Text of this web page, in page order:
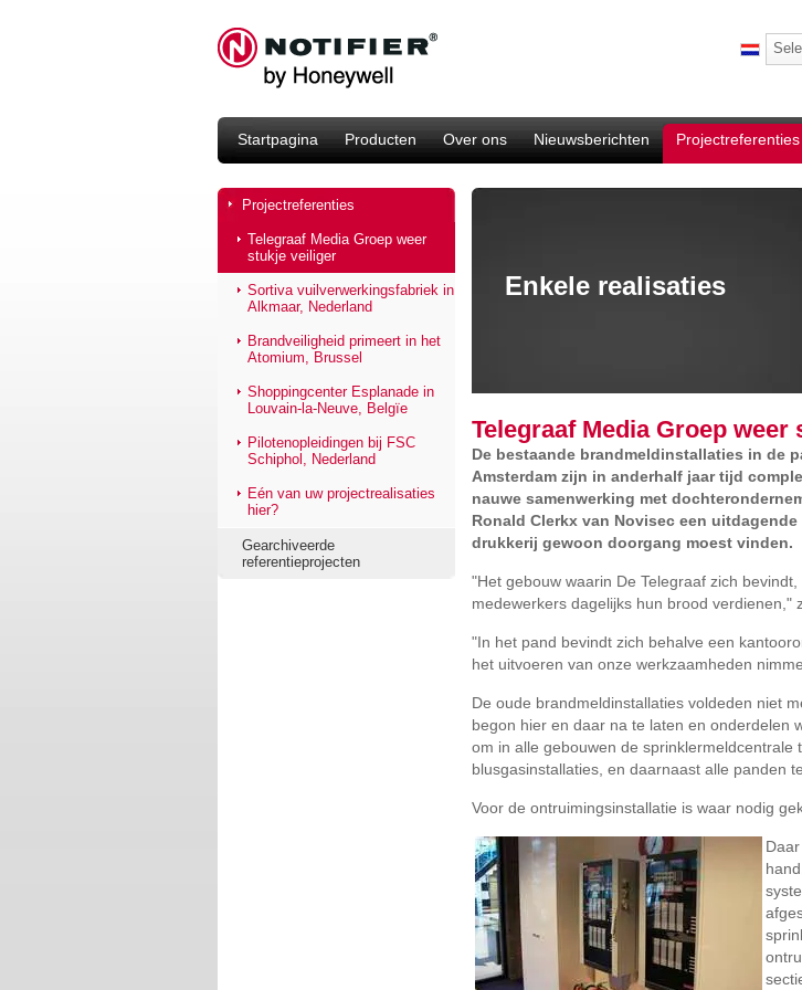
Startpagina Producten Over ons Nieuwsberichten Projectreferenties
Projectreferenties
Telegraaf Media Groep weer
stukje veiliger
Sortiva vuilverwerkingsfabriek in
Alkmaar, Nederland
Brandveiligheid primeert in het
Atomium, Brussel
Shoppingcenter Esplanade in
Louvain-la-Neuve, Belgïe
Pilotenopleidingen bij FSC
Schiphol, Nederland
Eén van uw projectrealisaties
hier?
Gearchiveerde
referentieprojecten
Enkele realisaties
Telegraaf Media Groep
De bestaande brandmeldinstallaties in de
Amsterdam zijn in anderhalf jaar tijd
nauwe samenwerking met
Ronald Clerkx van Novisec een
drukkerij gewoon doorgang moest vinden.
"Het gebouw waarin De Telegraaf zich
medewerkers dagelijks hun brood verdienen,"
"In het pand bevindt zich behalve een
het uitvoeren van onze werkzaamheden
De oude brandmeldinstallaties voldeden niet
begon hier en daar na te laten en onderdelen
om in alle gebouwen de
blusgasinstallaties, en daarnaast alle panden
Voor de ontruimingsinstallatie is waar nodig